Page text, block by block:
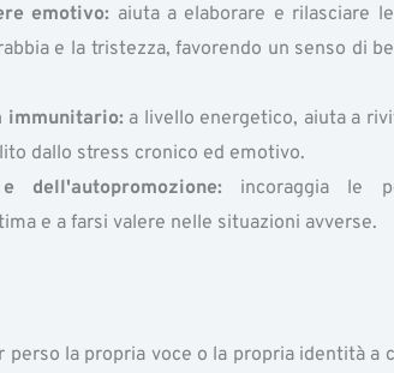
emotivo: aiuta a elaborare e rilasciare
e la tristezza, favorendo un senso di
immunitario:a livello energetico, aiuta a
dallo stress cronico ed emotivo.
dell'autopromozione:incoraggia le
e a farsi valere nelle situazioni avverse.
perso la propria voce o la propria identità a